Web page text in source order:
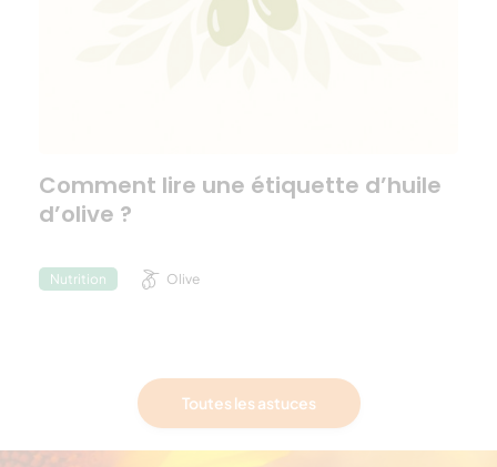
Comment lire une étiquette d’huile
d’olive ?
Nutrition Olive
Toutes les astuces